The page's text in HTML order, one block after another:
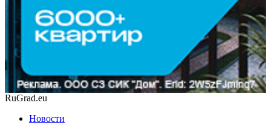
RuGrad.eu
Новости